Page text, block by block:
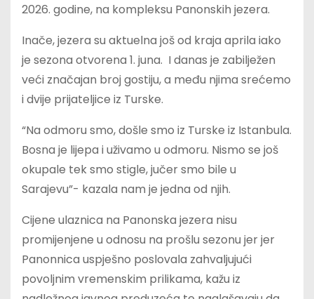
2026. godine, na kompleksu Panonskih jezera.
Inače, jezera su aktuelna još od kraja aprila iako
je sezona otvorena 1. juna. I danas je zabilježen
veći značajan broj gostiju, a među njima srećemo
i dvije prijateljice iz Turske.
“Na odmoru smo, došle smo iz Turske iz Istanbula.
Bosna je lijepa i uživamo u odmoru. Nismo se još
okupale tek smo stigle, jučer smo bile u
Sarajevu”- kazala nam je jedna od njih.
Cijene ulaznica na Panonska jezera nisu
promijenjene u odnosu na prošlu sezonu jer jer
Panonnica uspješno poslovala zahvaljujući
povoljnim vremenskim prilikama, kažu iz